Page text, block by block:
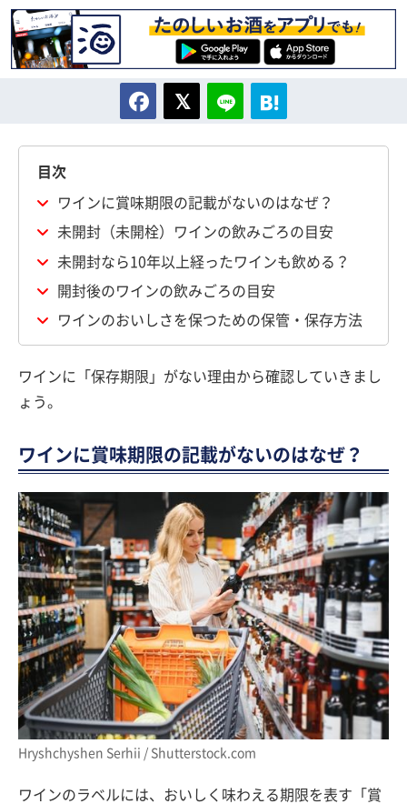
目次
ワインに賞味期限の記載がないのはなぜ？
未開封（未開栓）ワインの飲みごろの目安
未開封なら10年以上経ったワインも飲める？
開封後のワインの飲みごろの目安
ワインのおいしさを保つための保管・保存方法
ワインに「保存期限」がない理由から確認していきまし
ょう。
ワインに賞味期限の記載がないのはなぜ？
Hryshchyshen Serhii / Shutterstock.com
ワインのラベルには、おいしく味わえる期限を表す「賞